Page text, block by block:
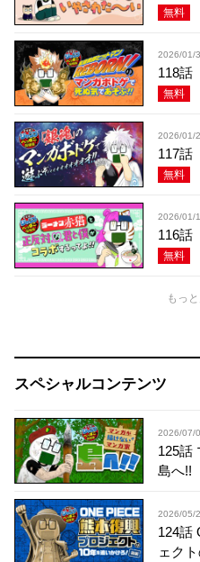
無料
2026/01/
118話
無料
2026/01/
117話
無料
2026/01/
116話
無料
もっ
スペシャルコンテンツ
2026/07/
125話
島へ!!
2026/05/
124話
ェク